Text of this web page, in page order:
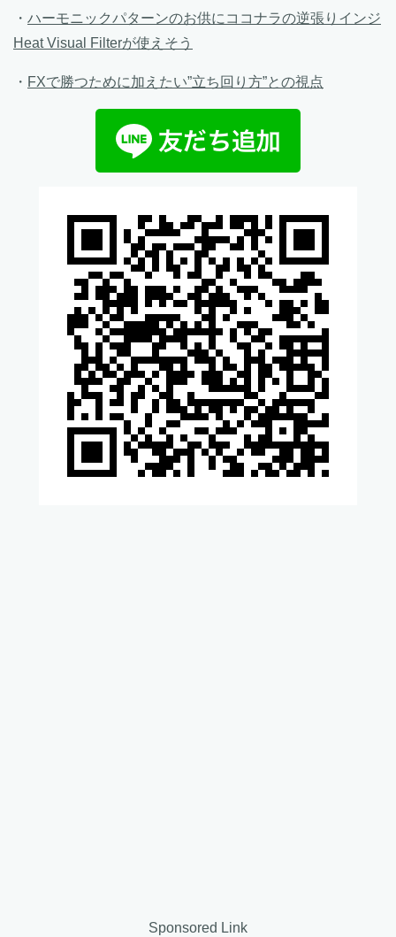
・ ハーモニックパターンのお供にココナラの逆張りインジ
Heat Visual Filterが使えそう
・ FXで勝つために加えたい”立ち回り方”との視点
Sponsored Link